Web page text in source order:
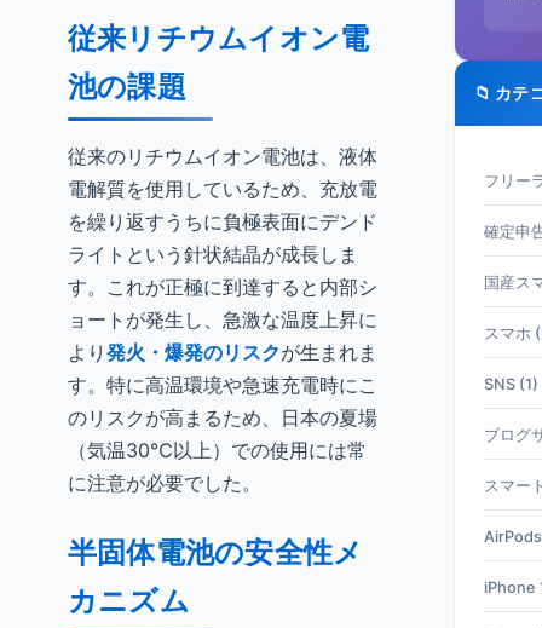
従来リチウムイオン電
池の課題
従来のリチウムイオン電池は、液体
電解質を使用しているため、充放電
を繰り返すうちに負極表面にデンド
ライトという針状結晶が成長しま
す。これが正極に到達すると内部シ
ョートが発生し、急激な温度上昇に
より 発火・爆発のリスクが生まれま
す。特に高温環境や急速充電時にこ
のリスクが高まるため、日本の夏場
（気温30℃以上）での使用には常
に注意が必要でした。
半固体電池の安全性メ
カニズム
📁 カテ
フリー
確定申
国産ス
スマホ
SNS (1)
ブログ
スマー
iPhone